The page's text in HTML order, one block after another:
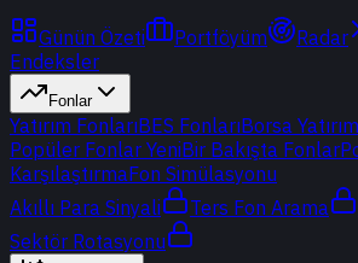
Günün Özeti Portföyüm Radar
Endeksler
Fonlar
Yatırım FonlarıBES FonlarıBorsa
Popüler Fonlar YeniBir Bakışta Fonlar
KarşılaştırmaFon Simülasyonu
Akıllı Para Sinyali
Ters Fon Arama
Sektör Rotasyonu